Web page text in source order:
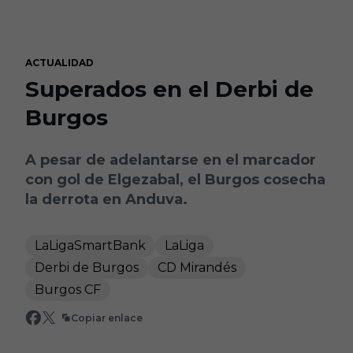
ACTUALIDAD
Superados en el Derbi de
Burgos
A pesar de adelantarse en el marcador
con gol de Elgezabal, el Burgos cosecha
la derrota en Anduva.
LaLigaSmartBank
LaLiga
Derbi de Burgos
CD Mirandés
Burgos CF
Copiar enlace